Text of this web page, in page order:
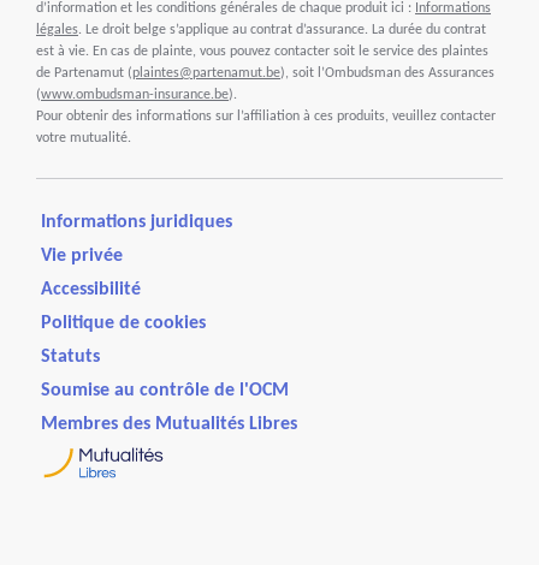
d’information et les conditions générales de chaque produit ici : Informations
légales. Le droit belge s’applique au contrat d’assurance. La durée du contrat
est à vie. En cas de plainte, vous pouvez contacter soit le service des plaintes
de Partenamut (plaintes@partenamut.be), soit l’Ombudsman des Assurances
(www.ombudsman-insurance.be).
Pour obtenir des informations sur l’affiliation à ces produits, veuillez contacter
votre mutualité.
Informations juridiques
Vie privée
Accessibilité
Politique de cookies
Statuts
Soumise au contrôle de l'OCM
Membres des Mutualités Libres